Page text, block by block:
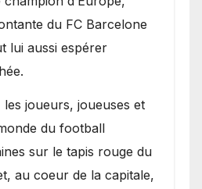
du FC Barcelone
lui aussi espérer
joueurs, joueuses et
du football
sur le tapis rouge du
au coeur de la capitale,